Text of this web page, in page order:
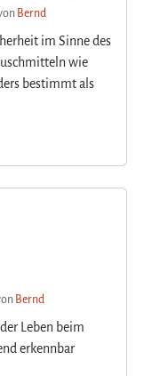
Bernd
im Sinne des
wie
bestimmt als
Bernd
Leben beim
erkennbar